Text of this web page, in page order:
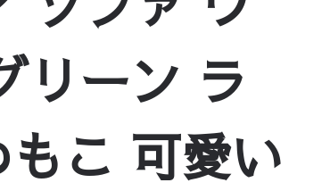
プボア ソファ
掛け】シープボ
シープボア ソ
リーン ラ
こ 可愛い